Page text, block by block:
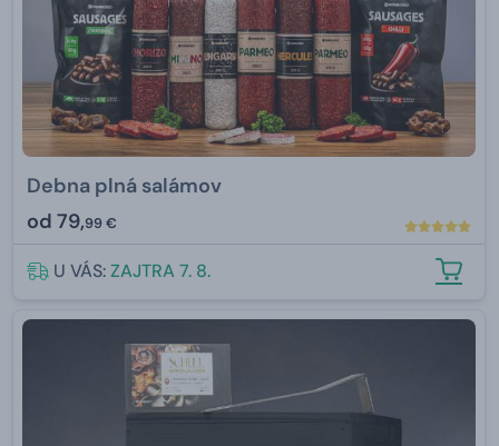
Debna plná salámov
od 79,99 €
U VÁS:ZAJTRA 7. 8.